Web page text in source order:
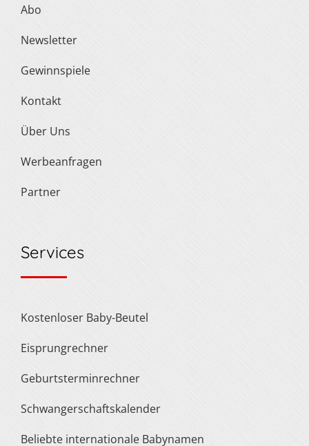
Abo
Newsletter
Gewinnspiele
Kontakt
Über Uns
Werbeanfragen
Partner
Services
Kostenloser Baby-Beutel
Eisprungrechner
Geburtsterminrechner
Schwangerschaftskalender
Beliebte internationale Babynamen